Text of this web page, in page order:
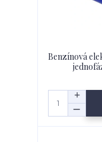
Benzínová